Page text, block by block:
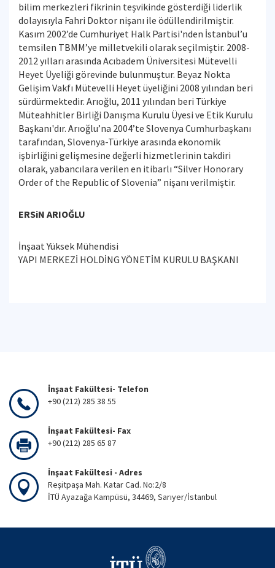
bilim merkezleri fikrinin teşvikinde gösterdiği liderlik
dolayısıyla Fahri Doktor nişanı ile ödüllendirilmiştir.
Kasım 2002’de Cumhuriyet Halk Partisi'nden İstanbul’u
temsilen TBMM’ye milletvekili olarak seçilmiştir. 2008-
2012 yılları arasında Acıbadem Üniversitesi Mütevelli
Heyet Üyeliği görevinde bulunmuştur. Beyaz Nokta
Gelişim Vakfı Mütevelli Heyet üyeliğini 2008 yılından beri
sürdürmektedir. Arıoğlu, 2011 yılından beri Türkiye
Müteahhitler Birliği Danışma Kurulu Üyesi ve Etik Kurulu
Başkanı'dır. Arıoğlu’na 2004’te Slovenya Cumhurbaşkanı
tarafından, Slovenya-Türkiye arasında ekonomik
işbirliğini gelişmesine değerli hizmetlerinin takdiri
olarak, yabancılara verilen en itibarlı “Silver Honorary
Order of the Republic of Slovenia” nişanı verilmiştir.
ERSiN ARIOĞLU
İnşaat Yüksek Mühendisi
YAPI MERKEZİ HOLDİNG YÖNETİM KURULU BAŞKANI
İnşaat Fakültesi- Telefon
+90 (212) 285 38 55
İnşaat Fakültesi- Fax
+90 (212) 285 65 87
İnşaat Fakültesi - Adres
Reşitpaşa Mah. Katar Cad. No:2/8
İTÜ Ayazağa Kampüsü, 34469, Sarıyer/İstanbul